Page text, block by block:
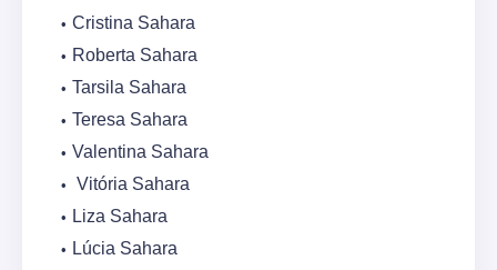
Cristina Sahara
Roberta Sahara
Tarsila Sahara
Teresa Sahara
Valentina Sahara
Vitória Sahara
Liza Sahara
Lúcia Sahara